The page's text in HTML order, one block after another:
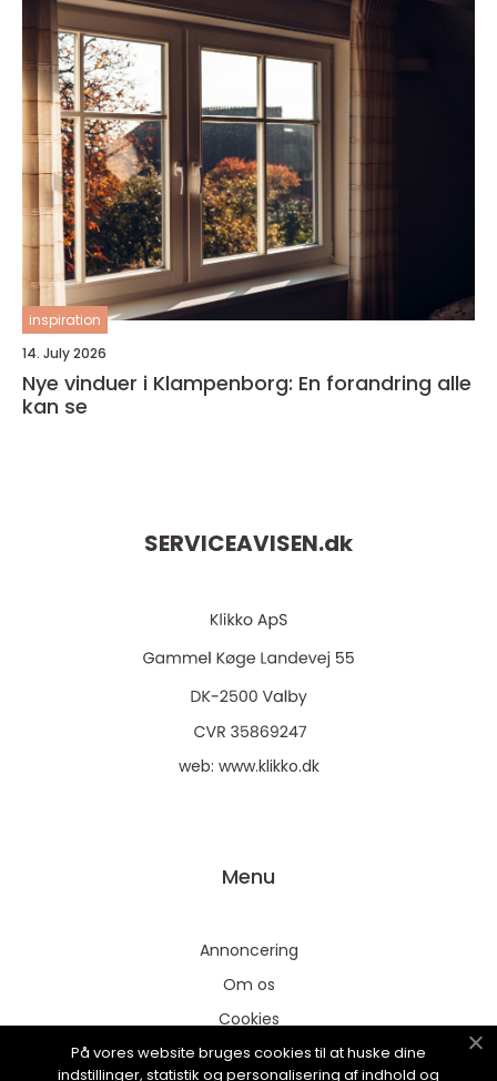
inspiration
14. July 2026
Nye vinduer i Klampenborg: En forandring alle
kan se
SERVICEAVISEN.dk
web: www.klikko.dk
Menu
Annoncering
Om os
Cookies
Kontakt os
På vores website bruges cookies til at huske dine
indstillinger, statistik og personalisering af indhold og